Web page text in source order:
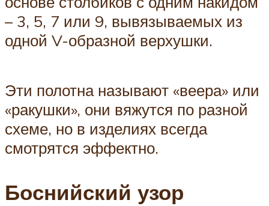
– 3, 5, 7 или 9, вывязываемых из
одной V-образной верхушки.
Эти полотна называют «веера» или
«ракушки», они вяжутся по разной
схеме, но в изделиях всегда
смотрятся эффектно.
Боснийский узор